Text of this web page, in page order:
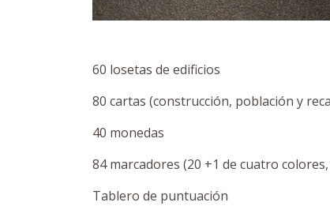
60 losetas de edificios
80 cartas (construcción, población y
40 monedas
84 marcadores (20 +1 de cuatro
Tablero de puntuación